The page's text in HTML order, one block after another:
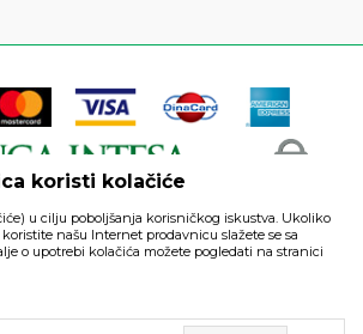
su deo naše ponude i ne podrazumeva
dostupni u svakom trenutku.
koristi kolačiće
u cilju poboljšanja korisničkog iskustva. Ukoliko
našu Internet prodavnicu slažete se sa
o upotrebi kolačića možete pogledati na stranici